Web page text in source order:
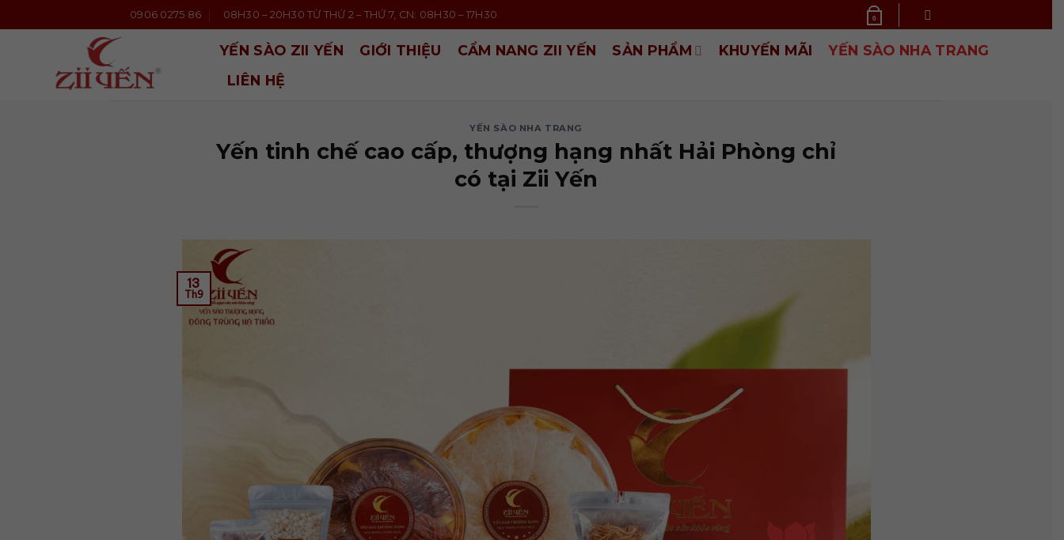
qua
0906 0275 86 08H30 – 20H30 TỪ THỨ 2 – THỨ 7, CN: 08H30 – 17H30 0
YẾN SÀO ZII YẾN GIỚI THIỆU CẨM NANG ZII YẾN SẢN PHẨM KHUYẾN MÃI
YẾN SÀO NHA TRANG
LIÊN HỆ
YẾN SÀO NHA TRANG
Yến tinh chế cao cấp, thượng hạng nhất Hải Phòng chỉ
có tại Zii Yến
13
Th9